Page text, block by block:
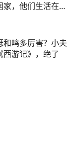
家，他们生活在
和鸣多厉害？小夫
西游记》，绝了